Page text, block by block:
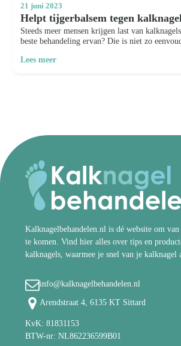
21 juni 2023
Helpt tijgerbalsem tegen
Steeds meer mensen krijgen last van
beste behandeling ervan? Die is niet zo
Lees meer
Kalknagelbehandelen.nl is dé website om
te komen. Vind hier alles over tips en
kalknagels, waarmee je snel van je kalknagel
info@kalknagelbehandelen.nl
Arendstraat 4, 6135 KT Sittard
KvK: 81831153
BTW-nr: NL862236599B01